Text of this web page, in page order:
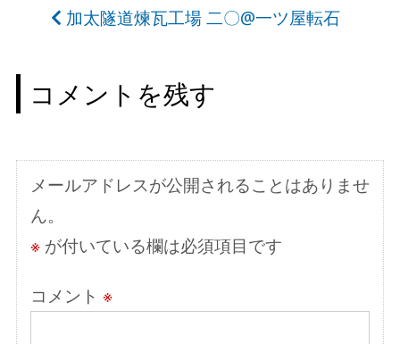
ビ
ゲ
シ
ョ
ン
加太隧道煉瓦工場 二〇@一ツ屋転石
コメントを残す
メールアドレスが公開されることはありませ
ん。
※が付いている欄は必須項目です
コメント ※